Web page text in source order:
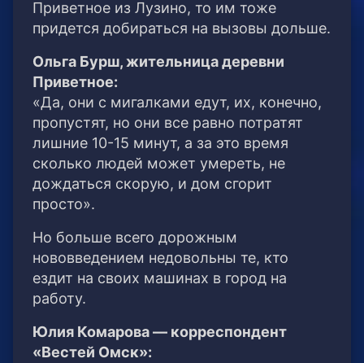
Приветное из Лузино, то им тоже
придется добираться на вызовы дольше.
Ольга Бурш, жительница деревни
Приветное:
«Да, они с мигалками едут, их, конечно,
пропустят, но они все равно потратят
лишние 10-15 минут, а за это время
сколько людей может умереть, не
дождаться скорую, и дом сгорит
просто».
Но больше всего дорожным
нововведением недовольны те, кто
ездит на своих машинах в город на
работу.
Юлия Комарова — корреспондент
«Вестей Омск»: